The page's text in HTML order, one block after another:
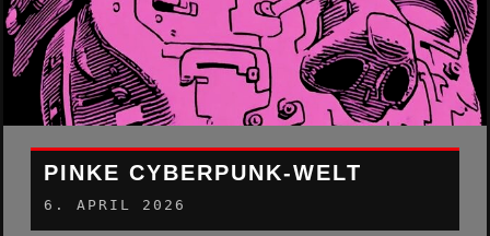
PINKE CYBERPUNK-WELT
6. APRIL 2026